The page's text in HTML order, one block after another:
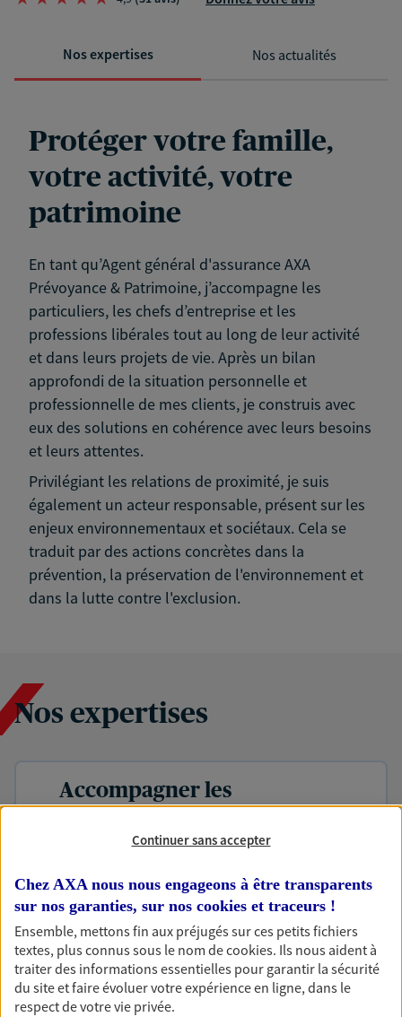
Nos expertises Nos actualités
Protéger votre famille,
votre activité, votre
patrimoine
En tant qu’Agent général d'assurance AXA
Prévoyance & Patrimoine, j’accompagne les
particuliers, les chefs d’entreprise et les
professions libérales tout au long de leur activité
et dans leurs projets de vie. Après un bilan
approfondi de la situation personnelle et
professionnelle de mes clients, je construis avec
eux des solutions en cohérence avec leurs besoins
et leurs attentes.
Privilégiant les relations de proximité, je suis
également un acteur responsable, présent sur les
enjeux environnementaux et sociétaux. Cela se
traduit par des actions concrètes dans la
prévention, la préservation de l'environnement et
dans la lutte contre l'exclusion.
Nos expertises
Accompagner les
entreprises
Comme vous, nous sommes des indépendants. Nous
bâtissons ensemble des solutions cohérentes pour
protéger votre activité, vos collaborateurs... mais aussi
vous-même et votre famille.
Accompagner vos projets de
Continuer sans accepter
Chez AXA nous nous engageons à être transparents
sur nos garanties, sur nos cookies et traceurs !
Ensemble, mettons fin aux préjugés sur ces petits fichiers
textes, plus connus sous le nom decookies. Ils nous aident à
traiter des informations essentielles pour garantir la sécurité
du site et faire évoluer votre expérience en ligne, dans le
respect de votre vie privée.